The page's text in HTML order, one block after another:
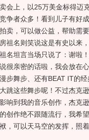
会上，以25万美金标得迈
争者众多！看到儿子有好
卖，可以做公益，帮助需
祖名则笑说这是有史以来
名坦言当场只说了：谢啦
很亲密的话啦，我会放在
步舞步、还有BEAT IT的
跳这些舞步呢！不过杰克
响到我的音乐创作，杰克
创作绝不跟随流行，我希
，可以天马空的发挥，照